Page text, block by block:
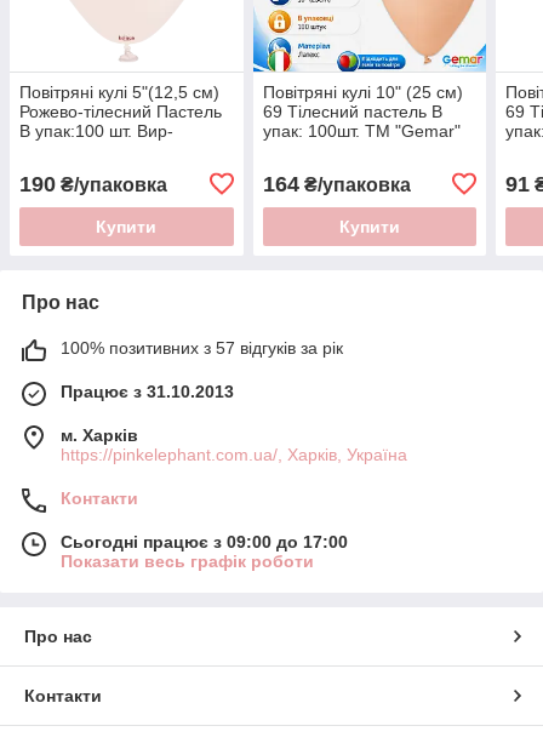
Повітряні кулі 5"(12,5 см)
Рожево-тілесний Пастель
В упак:100 шт. Вир-
190 ₴/упаковка
Купити
Повітряні кулі 10" (25 см)
69 Тілесний пастель В
упак: 100шт. ТМ "Gemar"
164₴/упаковка
Купити
69
91
Про нас
100% позитивних з 57 відгуків за рік
Працює з 31.10.2013
м. Харків
https://pinkelephant.com.ua/, Харків, Україна
Контакти
Сьогодні працює з 09:00 до 17:00
Показати весь графік роботи
Про нас
Контакти